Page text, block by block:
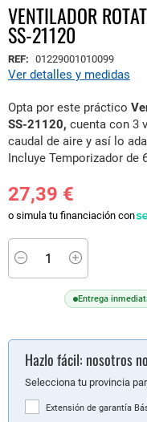
Saltar
al
comienzo
de
la
de
imágenes
VENTILADOR
SS-21120
Ver detalles y medidas
REF: 01229001010099
Opta por este práctico
SS-21120, cuenta con 3
caudal de aire y así lo
Incluye Temporizador de
27,39 €
o simula tu financiación con
Entrega
Minus
Hazlo fácil: nosotros
Selecciona tu provincia
Extensión de garantía